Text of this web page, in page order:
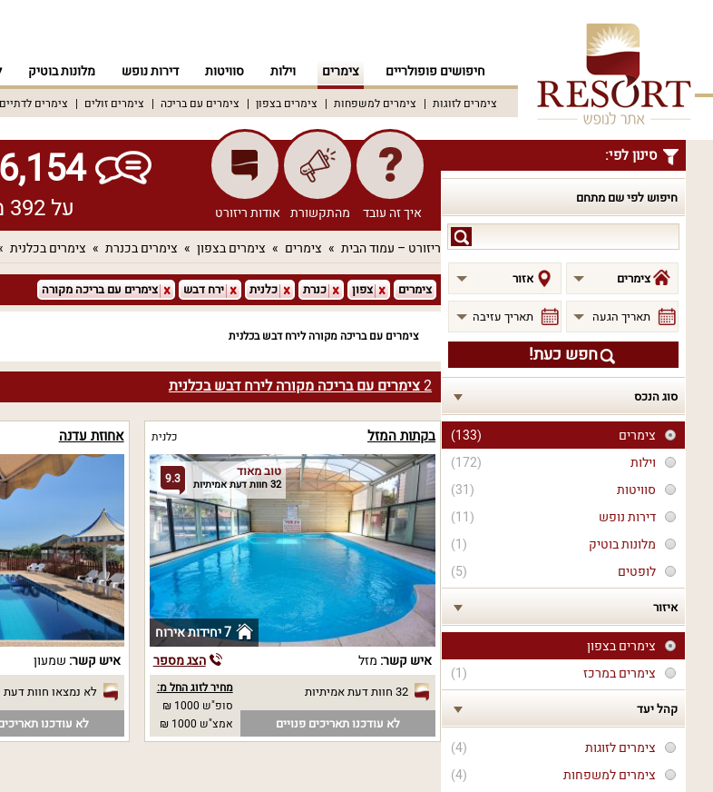
חיפושים פופולריים צימרים וילות סוויטות דירות נופש מלונות בוטיק
צימרים לזוגות צימרים למשפחות צימרים בצפון צימרים עם בריכה צימרים זולים צימרים לדתיים
סינון לפי:
חיפוש לפי שם מתחם
לפי
שם
מתחם
צימרים אזור
תאריך הגעה תאריך עזיבה
חפש כעת!
סוג הנכס
(133)
צימרים
(172)
וילות
(31)
סוויטות
(11)
דירות נופש
(1)
מלונות בוטיק
(5)
לופטים
איזור
צימרים בצפון
(1)
צימרים במרכז
קהל יעד
(4)
צימרים לזוגות
(4)
צימרים למשפחות
איך זה עובד מהתקשורת אודות ריזורט
16,154 חוות דעת
על 392 מקומות אירוח שונים ברחבי הארץ
ריזורט – עמוד הבית צימרים צימרים בצפון צימרים בכנרת צימרים בכלנית
צימרים צפון כנרת כלנית ירח דבש צימרים עם בריכה מקורה
צימרים עם בריכה מקורה לירח דבש בכלנית
2צימרים עם בריכה מקורה לירח דבש בכלנית
בקתות המזל כלנית
9.3 טוב מאוד
32 חוות דעת אמיתיות
7 יחידות אירוח
איש קשר: מזל הצג מספר
32 חוות דעת אמיתיות
לא עודכנו תאריכים פנויים
מחיר לזוג החל מ:
סופ"ש 1000 ₪
אמצ"ש 1000 ₪
אחוזת עדנה
איש קשר: שמעון
לא נמצאו חוות דעת
לא עודכנו